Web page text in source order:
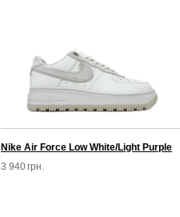
Nike Air Force Low White/Light Purple
3 940грн.